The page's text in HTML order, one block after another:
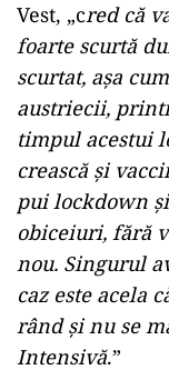
Vest, „cred că
foarte scurtă
scurtat, așa
austriecii,
timpul acestui
crească și
pui lockdown
obiceiuri, fără
nou. Singurul
caz este acela
rând și nu se
Intensivă.”